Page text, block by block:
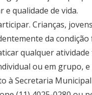
e qualidade de vida.
Crianças,
da condição
qualquer atividade
ou em grupo,
à Secretaria